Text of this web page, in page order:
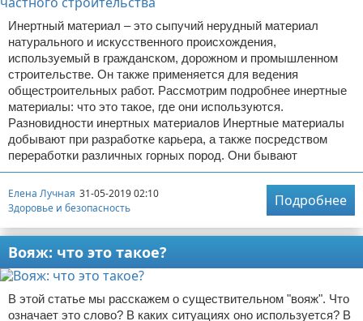
Инертный материал – это сыпучий нерудный материал
натурального и искусственного происхождения,
используемый в гражданском, дорожном и промышленном
строительстве. Он также применяется для ведения
общестроительных работ. Рассмотрим подробнее инертные
материалы: что это такое, где они используются.
Разновидности инертных материалов Инертные материалы
добывают при разработке карьера, а также посредством
переработки различных горных пород. Они бывают
Елена Лучная 31-05-2019 02:10
Здоровье и безопасность
Подробнее
Вояж: что это такое?
В этой статье мы расскажем о существительном "вояж". Что
означает это слово? В каких ситуациях оно используется? В